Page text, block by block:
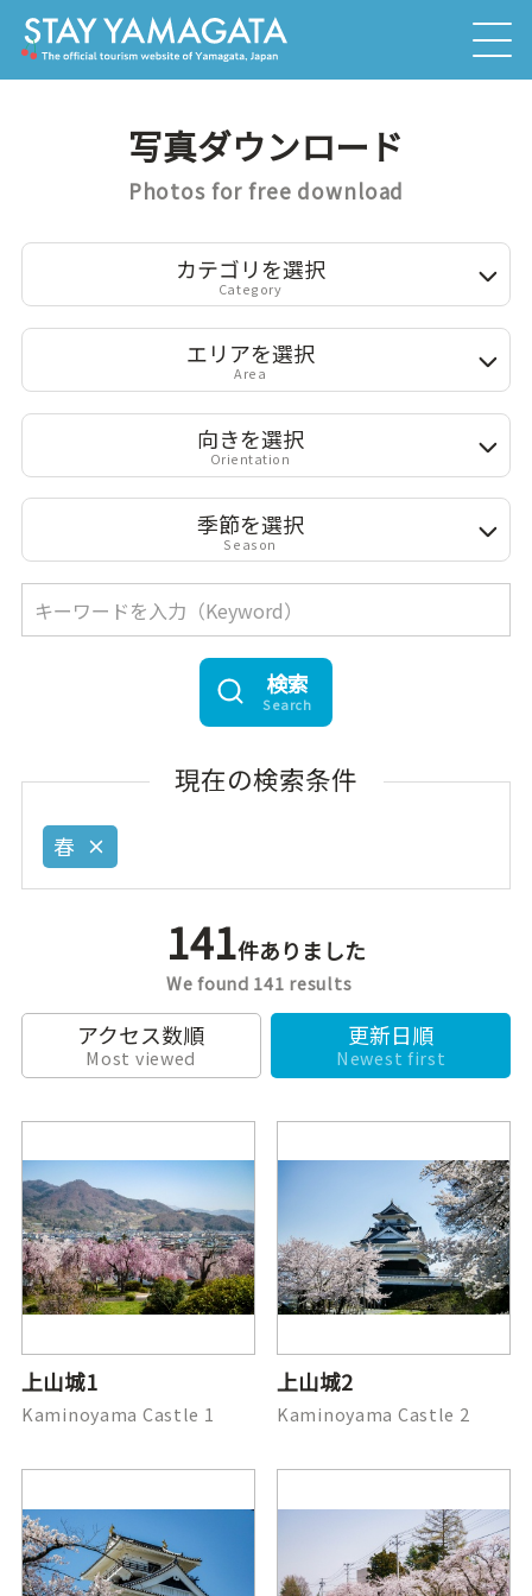
写真ダウンロード
Photos for free download
カテゴリを選択
Category
エリアを選択
Area
向きを選択
Orientation
季節を選択
Season
検索
Search
現在の検索条件
春
141件ありました
We found 141 results
アクセス数順
Most viewed
更新日順
Newest first
上山城1
Kaminoyama Castle 1
上山城2
Kaminoyama Castle 2